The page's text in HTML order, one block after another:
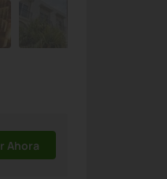
Ahora